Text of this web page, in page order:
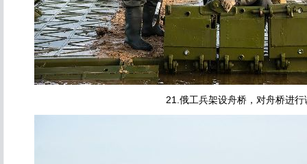
21.俄工兵架设舟桥，对舟桥进行